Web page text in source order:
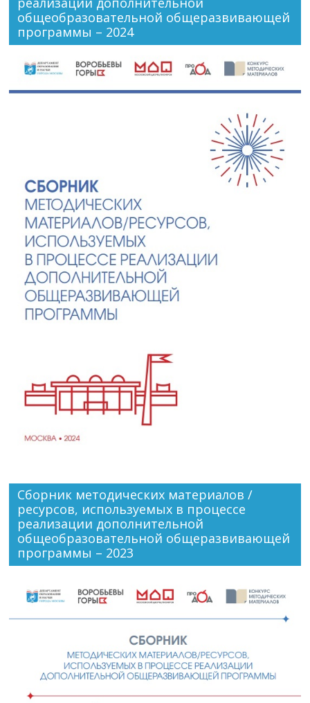
общеобразовательной общеразвивающей
программы – 2024
Сборник методических материалов /
ресурсов, используемых в процессе
реализации дополнительной
общеобразовательной общеразвивающей
программы – 2023